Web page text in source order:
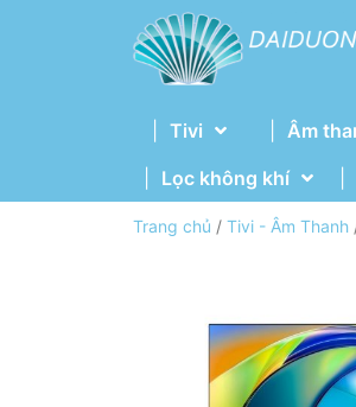
Tivi Âm
Lọc không khí
Trang chủ / Tivi - Âm Thanh